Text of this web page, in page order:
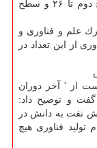
سطح پارك ها برای سطح اول تا ۳۲ نفر، سطح دوم تا ۲۶ و سطح
آمارهای رسمی، در كشور حدود 40 پارك علم و فناوری و
پارك علم و فناوری از این تعداد در
از ' آخر دوران
و توضیح داد:
نفت به دانش در
تولید فناوری هیچ